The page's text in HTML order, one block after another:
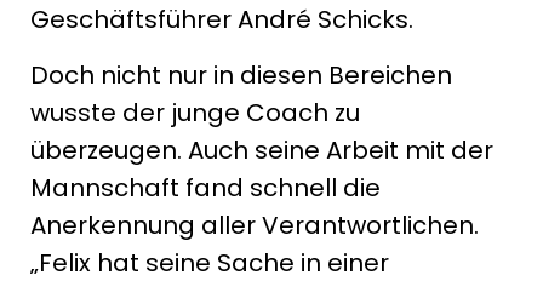
Geschäftsführer André Schicks.
Doch nicht nur in diesen Bereichen
wusste der junge Coach zu
überzeugen. Auch seine Arbeit mit der
Mannschaft fand schnell die
Anerkennung aller Verantwortlichen.
„Felix hat seine Sache in einer